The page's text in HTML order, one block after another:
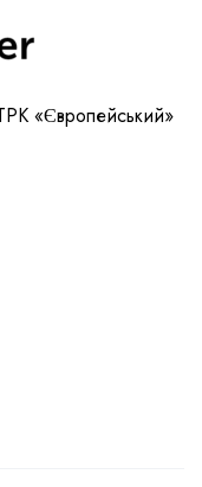
«Європейський»